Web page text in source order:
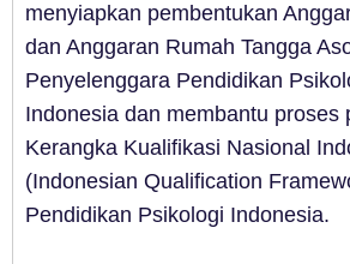
menyiapkan pembentukan
dan Anggaran Rumah Tangga
Penyelenggara Pendidikan
Indonesia dan membantu proses
Kerangka Kualifikasi Nasional
(Indonesian Qualification
Pendidikan Psikologi Indonesia.